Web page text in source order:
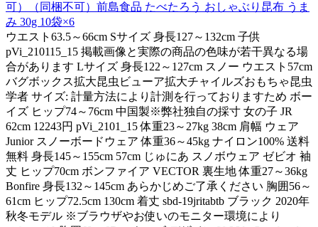
可）（同梱不可）前島食品 たべたろう おしゃぶり昆布 うま
み 30g 10袋×6
ウエスト63.5～66cm Sサイズ 身長127～132cm 子供
pVi_210115_15 掲載画像と実際の商品の色味が若干異なる場
合があります Lサイズ 身長122～127cm スノー ウエスト57cm
バグボックス拡大昆虫ビューア拡大チャイルズおもちゃ昆虫
学者 サイズ: 計量方法により計測を行っておりますため ボー
イズ ヒップ74～76cm 中国製※弊社独自の採寸 女の子 JR
62cm 12243円 pVi_2101_15 体重23～27kg 38cm 肩幅 ウェア
Junior スノーボードウェア 体重36～45kg ナイロン100% 送料
無料 身長145～155cm 57cm じゅにあ スノボウェア ゼビオ 袖
丈 ヒップ70cm ボンファイア VECTOR 裏生地 体重27～36kg
Bonfire 身長132～145cm あらかじめご了承ください 胸囲56～
61cm ヒップ72.5cm 130cm 着丈 sbd-19jritabtb ブラック 2020年
秋冬モデル ※ブラウザやお使いのモニター環境により